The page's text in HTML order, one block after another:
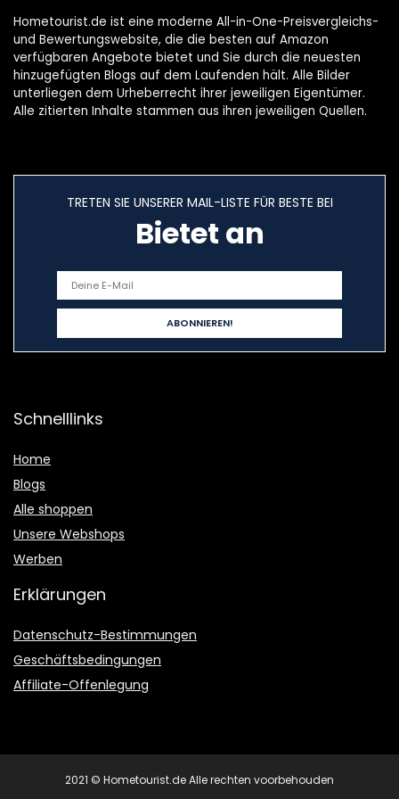
Edelstahl
Hometourist.de ist eine moderne All-in-One-Preisvergleichs-
und Bewertungswebsite, die die besten auf Amazon
verfügbaren Angebote bietet und Sie durch die neuesten
hinzugefügten Blogs auf dem Laufenden hält. Alle Bilder
unterliegen dem Urheberrecht ihrer jeweiligen Eigentümer.
Alle zitierten Inhalte stammen aus ihren jeweiligen Quellen.
TRETEN SIE UNSERER MAIL-LISTE FÜR BESTE BEI
Bietet an
Schnelllinks
Home
Blogs
Alle shoppen
Unsere Webshops
Werben
Erklärungen
Datenschutz-Bestimmungen
Geschäftsbedingungen
Affiliate-Offenlegung
2021 © Hometourist.de Alle rechten voorbehouden